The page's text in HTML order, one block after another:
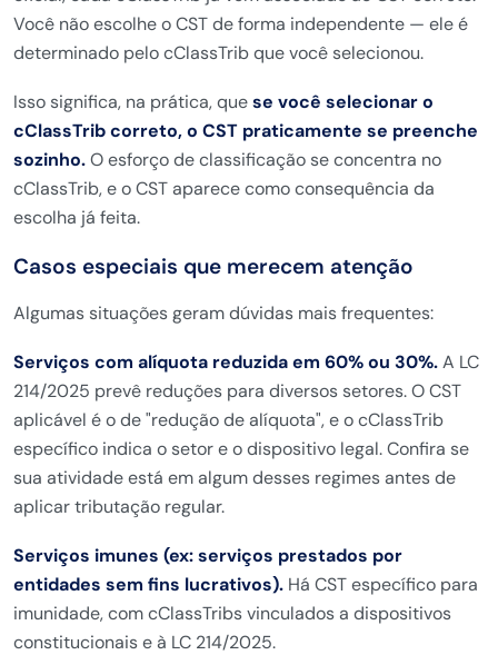
Você não escolhe o CST de forma independente — ele é
determinado pelo cClassTrib que você selecionou.
Isso significa, na prática, quese você selecionar o
cClassTrib correto, o CST praticamente se preenche
sozinho.O esforço de classificação se concentra no
cClassTrib, e o CST aparece como consequência da
escolha já feita.
Casos especiais que merecem atenção
Algumas situações geram dúvidas mais frequentes:
Serviços com alíquota reduzida em 60% ou 30%.A LC
214/2025 prevê reduções para diversos setores. O CST
aplicável é o de "redução de alíquota", e o cClassTrib
específico indica o setor e o dispositivo legal. Confira se
sua atividade está em algum desses regimes antes de
aplicar tributação regular.
Serviços imunes (ex: serviços prestados por
entidades sem fins lucrativos). Há CST específico para
imunidade, com cClassTribs vinculados a dispositivos
constitucionais e à LC 214/2025.